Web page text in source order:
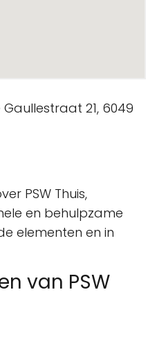
PSW Thuis,
en behulpzame
elementen en in
van PSW